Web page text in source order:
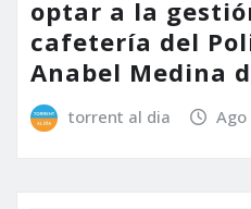
optar a la
cafetería del
Anabel Medina
torrent al dia Ago